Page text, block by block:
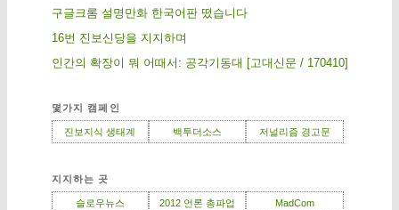
구글크롬 설명만화 한국어판 떴습니다
16번 진보신당을 지지하며
인간의 확장이 뭐 어때서: 공각기동대 [고대신문 / 170410]
몇가지 캠페인
진보지식 생태계 백투더소스 저널리즘 경고문
지지하는 곳
슬로우뉴스 2012 언론 총파업 MadCom